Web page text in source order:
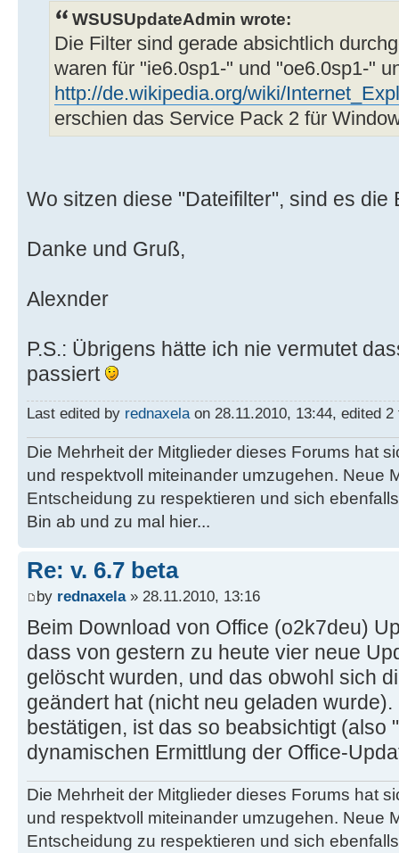
WSUSUpdateAdmin wrote:
Die Filter sind gerade absichtlich
waren für "ie6.0sp1-" und "oe6.0sp1-"
http://de.wikipedia.org/wiki/
erschien das Service Pack 2 für
Wo sitzen diese "Dateifilter", sind es die
Danke und Gruß,
Alexnder
P.S.: Übrigens hätte ich nie vermutet
passiert
Last edited by rednaxela on 28.11.2010, 13:44, edited
Die Mehrheit der Mitglieder dieses Forums hat
und respektvoll miteinander umzugehen. Neue
Entscheidung zu respektieren und sich
Bin ab und zu mal hier...
Re: v. 6.7 beta
by rednaxela» 28.11.2010, 13:16
Beim Download von Office (o2k7deu)
dass von gestern zu heute vier neue
gelöscht wurden, und das obwohl sich
geändert hat (nicht neu geladen
bestätigen, ist das so beabsichtigt (also
dynamischen Ermittlung der Office-
Die Mehrheit der Mitglieder dieses Forums hat
und respektvoll miteinander umzugehen. Neue
Entscheidung zu respektieren und sich